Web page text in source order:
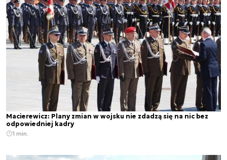
Macierewicz: Plany zmian w wojsku nie zdadzą się na nic bez
odpowiedniej kadry
1 min.